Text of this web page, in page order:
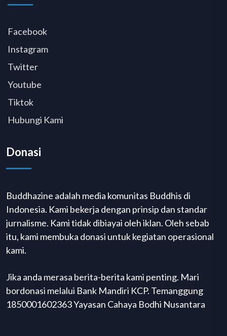
Facebook
Instagram
Twitter
Youtube
Tiktok
Hubungi Kami
Donasi
Buddhazine adalah media komunitas Buddhis di
Indonesia. Kami bekerja dengan prinsip dan standar
jurnalisme. Kami tidak dibiayai oleh iklan. Oleh sebab
itu, kami membuka donasi untuk kegiatan operasional
kami.
Jika anda merasa berita-berita kami penting. Mari
bordonasi melalui Bank Mandiri KCP. Temanggung
1850001602363 Yayasan Cahaya Bodhi Nusantara